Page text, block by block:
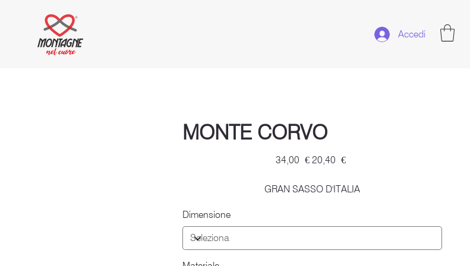
Accedi
MONTE CORVO
Prezzo
originale
34,00 € Prezzo
scontato
20,40 €
GRAN SASSO D'ITALIA
Dimensione